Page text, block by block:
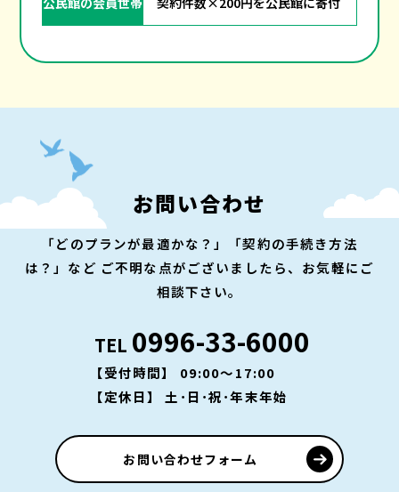
お問い合わせ
「どのプランが最適かな？」「契約の手続き方法
は？」など ご不明な点がございましたら、お気軽にご
相談下さい。
TEL 0996-33-6000
【受付時間】 09:00～17:00
【定休日】 土･日･祝･年末年始
お問い合わせフォーム